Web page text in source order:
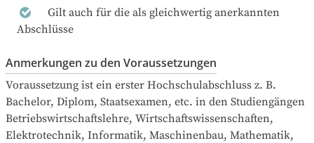
Gilt auch für die als gleichwertig anerkannten
Abschlüsse
Anmerkungen zu den Voraussetzungen
Voraussetzung ist ein erster Hochschulabschluss z. B.
Bachelor, Diplom, Staatsexamen, etc. in den Studiengängen
Betriebswirtschaftslehre, Wirtschaftswissenschaften,
Elektrotechnik, Informatik, Maschinenbau, Mathematik,